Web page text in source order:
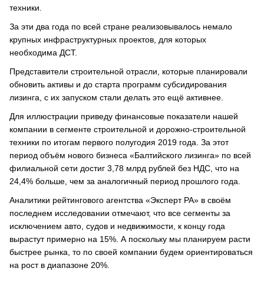
техники.
За эти два года по всей стране реализовывалось немало
крупных инфраструктурных проектов, для которых
необходима ДСТ.
Представители строительной отрасли, которые планировали
обновить активы и до старта программ субсидирования
лизинга, с их запуском стали делать это ещё активнее.
Для иллюстрации приведу финансовые показатели нашей
компании в сегменте строительной и дорожно-строительной
техники по итогам первого полугодия 2019 года. За этот
период объём нового бизнеса «Балтийского лизинга» по всей
филиальной сети достиг 3,78 млрд рублей без НДС, что на
24,4% больше, чем за аналогичный период прошлого года.
Аналитики рейтингового агентства «Эксперт РА» в своём
последнем исследовании отмечают, что все сегменты за
исключением авто, судов и недвижимости, к концу года
вырастут примерно на 15%. А поскольку мы планируем расти
быстрее рынка, то по своей компании будем ориентироваться
на рост в диапазоне 20%.